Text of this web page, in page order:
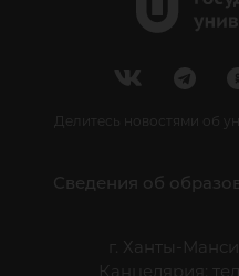
Делитесь новостями об
Сведения об
г. Ханты-
Канцелярия: